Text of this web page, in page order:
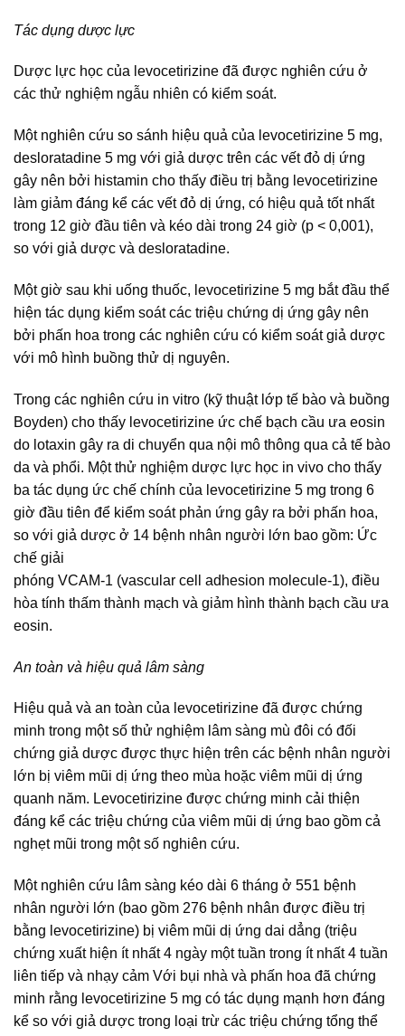
Tác dụng dược lực
Dược lực học của levocetirizine đã được nghiên cứu ở
các thử nghiệm ngẫu nhiên có kiểm soát.
Một nghiên cứu so sánh hiệu quả của levocetirizine 5 mg,
desloratadine 5 mg với giả dược trên các vết đỏ dị ứng
gây nên bởi histamin cho thấy điều trị bằng levocetirizine
làm giảm đáng kể các vết đỏ dị ứng, có hiệu quả tốt nhất
trong 12 giờ đầu tiên và kéo dài trong 24 giờ (p < 0,001),
so với giả dược và desloratadine.
Một giờ sau khi uống thuốc, levocetirizine 5 mg bắt đầu thể
hiện tác dụng kiểm soát các triệu chứng dị ứng gây nên
bởi phấn hoa trong các nghiên cứu có kiểm soát giả dược
với mô hình buồng thử dị nguyên.
Trong các nghiên cứu in vitro (kỹ thuật lớp tế bào và buồng
Boyden) cho thấy levocetirizine ức chế bạch cầu ưa eosin
do lotaxin gây ra di chuyển qua nội mô thông qua cả tế bào
da và phổi. Một thử nghiệm dược lực học in vivo cho thấy
ba tác dụng ức chế chính của levocetirizine 5 mg trong 6
giờ đầu tiên để kiểm soát phản ứng gây ra bởi phấn hoa,
so với giả dược ở 14 bệnh nhân người lớn bao gồm: Ức
chế giải
phóng VCAM-1 (vascular cell adhesion molecule-1), điều
hòa tính thấm thành mạch và giảm hình thành bạch cầu ưa
eosin.
An toàn và hiệu quả lâm sàng
Hiệu quả và an toàn của levocetirizine đã được chứng
minh trong một số thử nghiệm lâm sàng mù đôi có đối
chứng giả dược được thực hiện trên các bệnh nhân người
lớn bị viêm mũi dị ứng theo mùa hoặc viêm mũi dị ứng
quanh năm. Levocetirizine được chứng minh cải thiện
đáng kể các triệu chứng của viêm mũi dị ứng bao gồm cả
nghẹt mũi trong một số nghiên cứu.
Một nghiên cứu lâm sàng kéo dài 6 tháng ở 551 bệnh
nhân người lớn (bao gồm 276 bệnh nhân được điều trị
bằng levocetirizine) bị viêm mũi dị ứng dai dẳng (triệu
chứng xuất hiện ít nhất 4 ngày một tuần trong ít nhất 4 tuần
liên tiếp và nhạy cảm Với bụi nhà và phấn hoa đã chứng
minh rằng levocetirizine 5 mg có tác dụng mạnh hơn đáng
kể so với giả dược trong loại trừ các triệu chứng tổng thể